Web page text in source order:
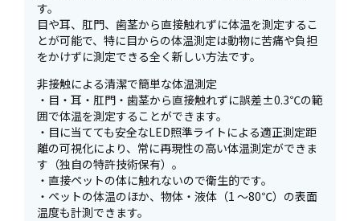
す。
目や耳、肛門、歯茎から直接触れずに体温を測定するこ
とが可能で、特に目からの体温測定は動物に苦痛や負担
をかけずに測定できる全く新しい方法です。
非接触による清潔で簡単な体温測定
・目・耳・肛門・歯茎から直接触れずに誤差±0.3℃の範
囲で体温を測定することができます。
・目に当てても安全なLED照準ライトによる適正測定距
離の可視化により、常に再現性の高い体温測定ができま
す（独自の特許技術保有）。
・直接ペットの体に触れないので衛生的です。
・ペットの体温のほか、物体・液体（1 ～80℃）の表面
温度も計測できます。